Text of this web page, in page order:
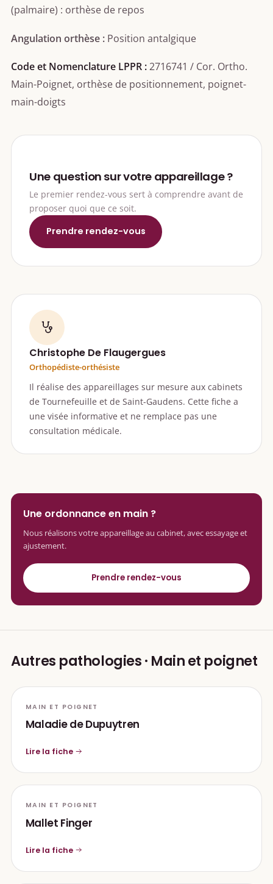
Une ordonnance en main ?
Nous réalisons votre appareillage au cabinet, avec essayage et
ajustement.
Prendre rendez-vous
(palmaire) : orthèse de repos
Angulation orthèse : Position antalgique
Code et Nomenclature LPPR :2716741 / Cor. Ortho.
Main-Poignet, orthèse de positionnement, poignet-
main-doigts
Une question sur votre appareillage ?
Le premier rendez-vous sert à comprendre avant de
proposer quoi que ce soit.
Prendre rendez-vous
Christophe De Flaugergues
Orthopédiste-orthésiste
Il réalise des appareillages sur mesure aux cabinets
de Tournefeuille et de Saint-Gaudens. Cette fiche a
une visée informative et ne remplace pas une
consultation médicale.
Autres pathologies · Main et poignet
MAIN ET POIGNET
Maladie de Dupuytren
Lire la fiche
MAIN ET POIGNET
Mallet Finger
Lire la fiche